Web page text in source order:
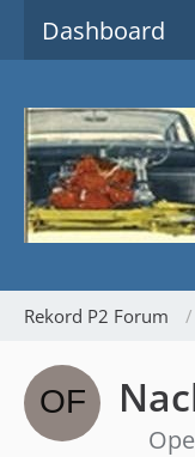
Dashboard
Rekord P2 Forum